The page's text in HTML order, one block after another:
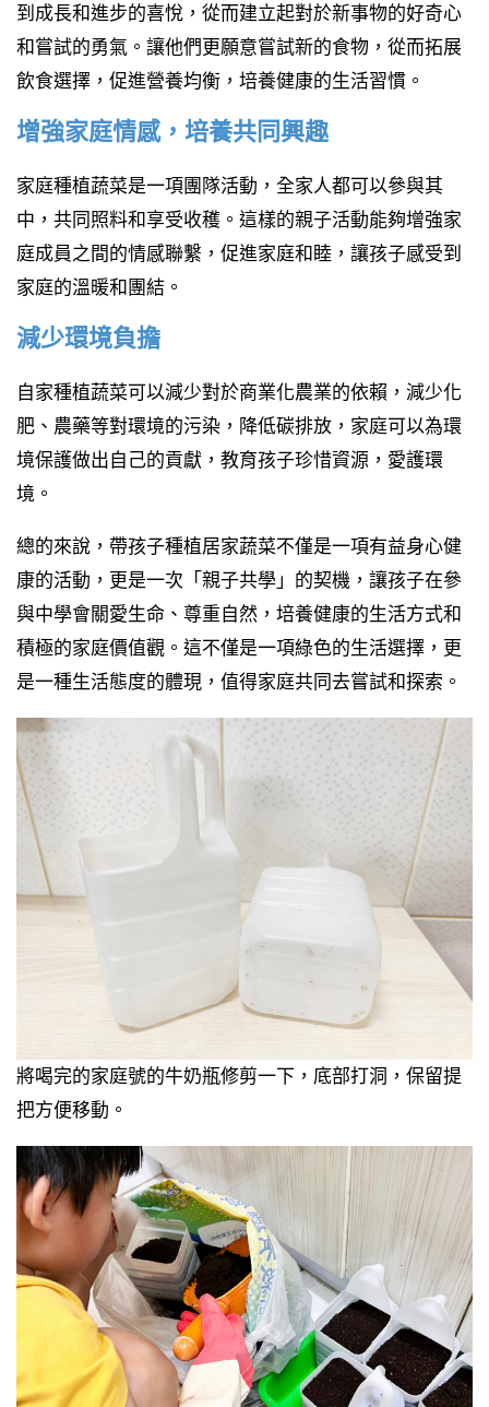
到成長和進步的喜悅，從而建立起對於新事物的好奇心
和嘗試的勇氣。讓他們更願意嘗試新的食物，從而拓展
飲食選擇，促進營養均衡，培養健康的生活習慣。
增強家庭情感，培養共同興趣
家庭種植蔬菜是一項團隊活動，全家人都可以參與其
中，共同照料和享受收穫。這樣的親子活動能夠增強家
庭成員之間的情感聯繫，促進家庭和睦，讓孩子感受到
家庭的溫暖和團結。
減少環境負擔
自家種植蔬菜可以減少對於商業化農業的依賴，減少化
肥、農藥等對環境的污染，降低碳排放，家庭可以為環
境保護做出自己的貢獻，教育孩子珍惜資源，愛護環
境。
總的來說，帶孩子種植居家蔬菜不僅是一項有益身心健
康的活動，更是一次「親子共學」的契機，讓孩子在參
與中學會關愛生命、尊重自然，培養健康的生活方式和
積極的家庭價值觀。這不僅是一項綠色的生活選擇，更
是一種生活態度的體現，值得家庭共同去嘗試和探索。
將喝完的家庭號的牛奶瓶修剪一下，底部打洞，保留提
把方便移動。